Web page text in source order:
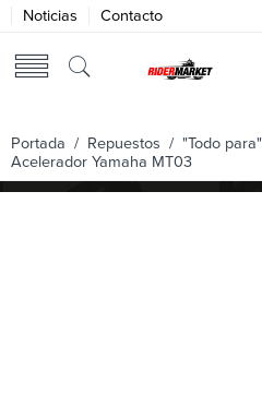
Noticias Contacto
Portada / Repuestos / "Todo para"
Acelerador Yamaha MT03